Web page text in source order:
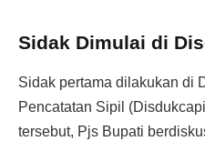
Sidak Dimulai di
Sidak pertama dilakukan di
Pencatatan Sipil
tersebut, Pjs Bupati